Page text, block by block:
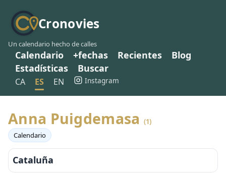
Cronovies
Un calendario hecho de calles
Calendario +fechas Recientes
Blog
Estadísticas
Buscar
CA ES EN Instagram
Anna Puigdemasa (1)
Calendario
Cataluña